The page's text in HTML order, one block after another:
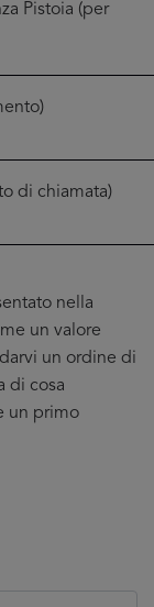
Pistoia (per
di chiamata)
nella
un valore
un ordine di
di cosa
un primo